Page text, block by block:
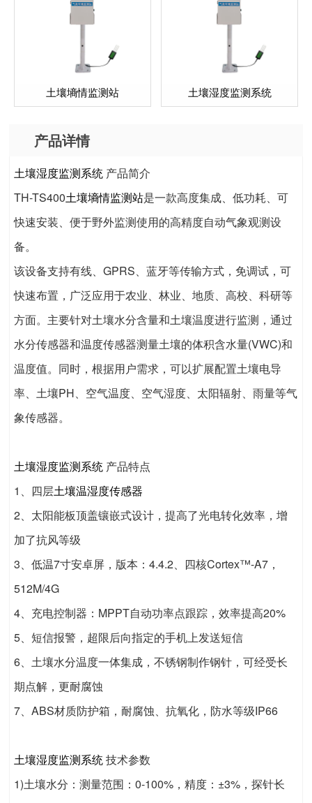
土壤墒情监测站 土壤湿度监测系统
产品详情
土壤湿度监测系统 产品简介
TH-TS400土壤墒情监测站是一款高度集成、低功耗、可
快速安装、便于野外监测使用的高精度自动气象观测设
备。
该设备支持有线、GPRS、蓝牙等传输方式，免调试，可
快速布置，广泛应用于农业、林业、地质、高校、科研等
方面。主要针对土壤水分含量和土壤温度进行监测，通过
水分传感器和温度传感器测量土壤的体积含水量(VWC)和
温度值。同时，根据用户需求，可以扩展配置土壤电导
率、土壤PH、空气温度、空气湿度、太阳辐射、雨量等气
象传感器。
土壤湿度监测系统 产品特点
1、四层土壤温湿度传感器
2、太阳能板顶盖镶嵌式设计，提高了光电转化效率，增
加了抗风等级
3、低温7寸安卓屏，版本：4.4.2、四核Cortex™-A7，
512M/4G
4、充电控制器：MPPT自动功率点跟踪，效率提高20%
5、短信报警，超限后向指定的手机上发送短信
6、土壤水分温度一体集成，不锈钢制作钢针，可经受长
期点解，更耐腐蚀
7、ABS材质防护箱，耐腐蚀、抗氧化，防水等级IP66
土壤湿度监测系统技术参数
1)土壤水分：测量范围：0-100%，精度：±3%，探针长